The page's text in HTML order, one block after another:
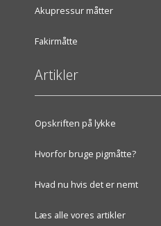
Akupressur måtter
Fakirmåtte
Artikler
Opskriften på lykke
Hvorfor bruge pigmåtte?
Hvad nu hvis det er nemt
Læs alle vores artikler